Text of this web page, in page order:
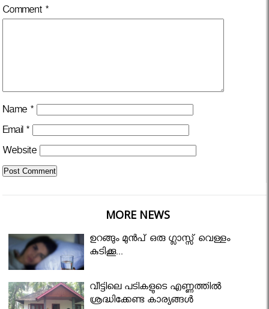
Comment *
Name *
Email *
Website
MORE NEWS
ഉറങ്ങും മുന്‍പ് ഒരു ഗ്ലാസ്സ് വെള്ളം
കുടിക്കൂ...
വീട്ടിലെ പടികളുടെ എണ്ണത്തിൽ
ശ്രദ്ധിക്കേണ്ട കാര്യങ്ങൾ